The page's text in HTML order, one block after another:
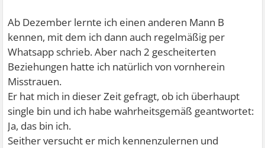
Ab Dezember lernte ich einen anderen Mann B
kennen, mit dem ich dann auch regelmäßig per
Whatsapp schrieb. Aber nach 2 gescheiterten
Beziehungen hatte ich natürlich von vornherein
Misstrauen.
Er hat mich in dieser Zeit gefragt, ob ich überhaupt
single bin und ich habe wahrheitsgemäß geantwortet:
Ja, das bin ich.
Seither versucht er mich kennenzulernen und